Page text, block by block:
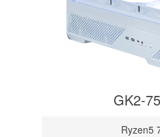
GK2-
Ryzen5